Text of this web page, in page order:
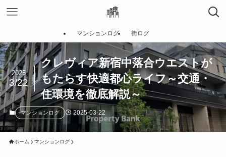
マンションログ 街ログ
クレヴィア新宿中落合ウエストが
もたらす快適都心ライフ～交通・
住環境を徹底解説～
2025
3/22
マンションログ 2025-03-22
ホーム マンションログ